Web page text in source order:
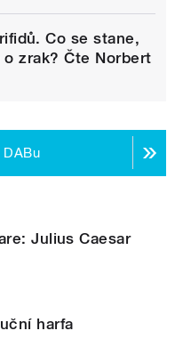
Co se stane,
zrak? Čte Norbert
Julius Caesar
harfa